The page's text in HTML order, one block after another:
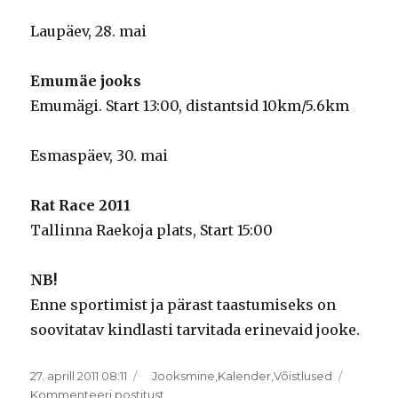
Laupäev, 28. mai
Emumäe jooks
Emumägi. Start 13:00, distantsid 10km/5.6km
Esmaspäev, 30. mai
Rat Race 2011
Tallinna Raekoja plats, Start 15:00
NB!
Enne sportimist ja pärast taastumiseks on
soovitatav kindlasti tarvitada erinevaid jooke.
Postitatud
27. aprill 2011 08:11 Rubriigid
Jooksmine Kalender,Võistlused
Kommenteeri postitust